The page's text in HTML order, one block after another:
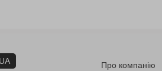
UA Про компанію